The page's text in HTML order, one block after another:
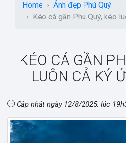
Home
Ảnh đẹp Phú Quý
Kéo cá gần Phú Quý, kéo
KÉO CÁ GẦN
LUÔN CẢ KÝ
Cập nhật ngày 12/8/2025, lúc